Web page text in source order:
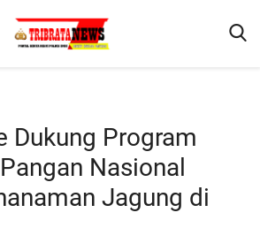
Dukung Program
Nasional
Jagung di